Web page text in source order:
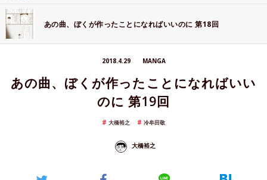
あの曲、ぼくが作ったことになればいいのに 第18回
2018.4.29 MANGA
あの曲、ぼくが作ったことになればいい
のに 第19回
大橋裕之 冷牟田敬
大橋裕之